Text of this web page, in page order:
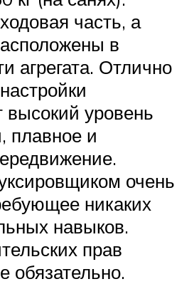
часть, а
в
агрегата. Отлично
высокий уровень
плавное и
очень
никаких
навыков.
прав
обязательно.